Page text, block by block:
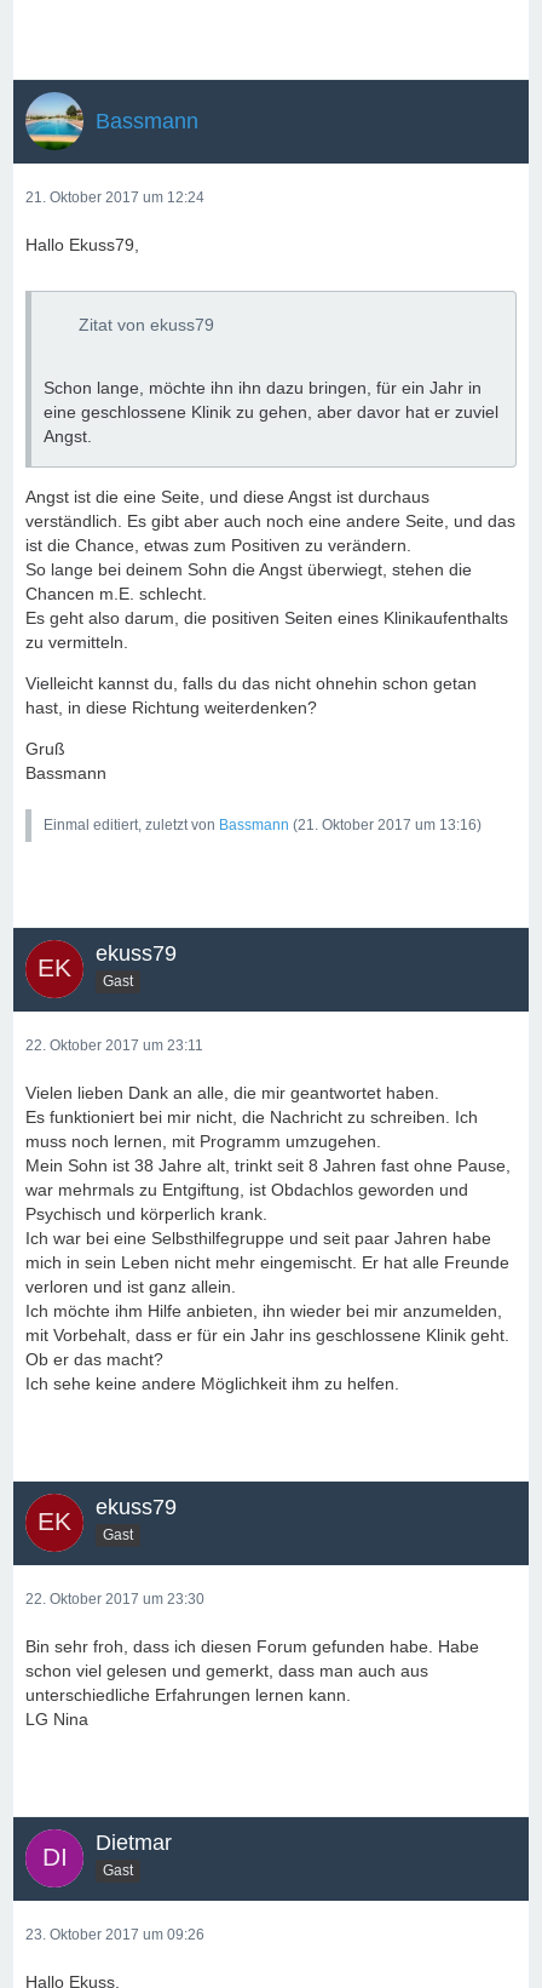
Bassmann
21. Oktober 2017 um 12:24
Hallo Ekuss79,
Zitat von ekuss79
Schon lange, möchte ihn ihn dazu bringen, für ein Jahr in
eine geschlossene Klinik zu gehen, aber davor hat er zuviel
Angst.
Angst ist die eine Seite, und diese Angst ist durchaus
verständlich. Es gibt aber auch noch eine andere Seite, und das
ist die Chance, etwas zum Positiven zu verändern.
So lange bei deinem Sohn die Angst überwiegt, stehen die
Chancen m.E. schlecht.
Es geht also darum, die positiven Seiten eines Klinikaufenthalts
zu vermitteln.
Vielleicht kannst du, falls du das nicht ohnehin schon getan
hast, in diese Richtung weiterdenken?
Gruß
Bassmann
Einmal editiert, zuletzt von Bassmann (21. Oktober 2017 um 13:16)
ekuss79
Gast
22. Oktober 2017 um 23:11
Vielen lieben Dank an alle, die mir geantwortet haben.
Es funktioniert bei mir nicht, die Nachricht zu schreiben. Ich
muss noch lernen, mit Programm umzugehen.
Mein Sohn ist 38 Jahre alt, trinkt seit 8 Jahren fast ohne Pause,
war mehrmals zu Entgiftung, ist Obdachlos geworden und
Psychisch und körperlich krank.
Ich war bei eine Selbsthilfegruppe und seit paar Jahren habe
mich in sein Leben nicht mehr eingemischt. Er hat alle Freunde
verloren und ist ganz allein.
Ich möchte ihm Hilfe anbieten, ihn wieder bei mir anzumelden,
mit Vorbehalt, dass er für ein Jahr ins geschlossene Klinik geht.
Ob er das macht?
Ich sehe keine andere Möglichkeit ihm zu helfen.
ekuss79
Gast
22. Oktober 2017 um 23:30
Bin sehr froh, dass ich diesen Forum gefunden habe. Habe
schon viel gelesen und gemerkt, dass man auch aus
unterschiedliche Erfahrungen lernen kann.
LG Nina
Dietmar
Gast
23. Oktober 2017 um 09:26
Hallo Ekuss,